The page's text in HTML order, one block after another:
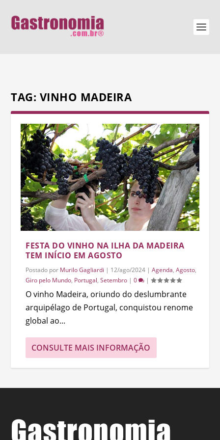
TAG: VINHO MADEIRA
FESTA DO VINHO NA ILHA DA MADEIRA
TEM INÍCIO EM AGOSTO
Postado por Murilo Gagliardi | 12/ago/2024 |Agenda,Agosto,
Giro pelo Mundo, Portugal,Setembro |0 |
O vinho Madeira, oriundo do deslumbrante
arquipélago de Portugal, conquistou renome
global ao...
CONSULTE MAIS INFORMAÇÃO